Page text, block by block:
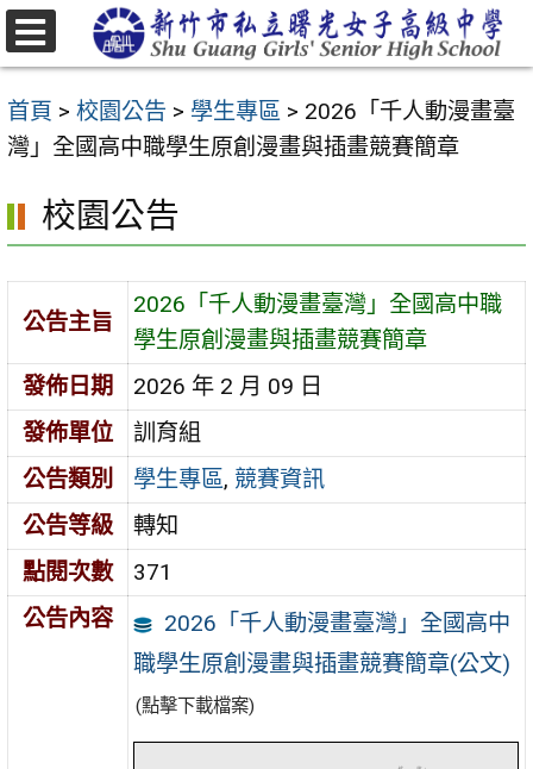
跳
至
要
內
區
首頁 > 校園公告 > 學生專區 > 2026「千人動漫畫臺
灣」全國高中職學生原創漫畫與插畫競賽簡章
校園公告
公告主旨
2026「千人動漫畫臺灣」全國高中職
學生原創漫畫與插畫競賽簡章
發佈日期
2026 年 2 月 09 日
發佈單位
訓育組
公告類別
學生專區, 競賽資訊
公告等級
轉知
點閱次數
371
公告內容
2026「千人動漫畫臺灣」全國高中
職學生原創漫畫與插畫競賽簡章(公文)
(點擊下載檔案)
選
單